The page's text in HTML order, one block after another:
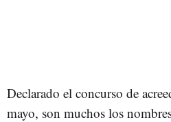
Declarado el concurso de
mayo, son muchos los